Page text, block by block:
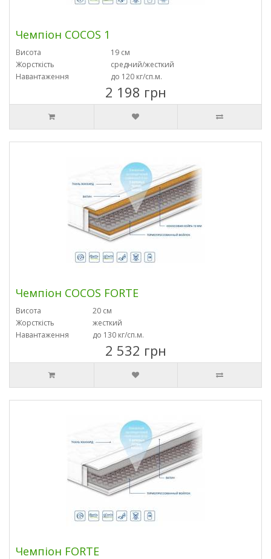
Чемпіон COCOS 1
Висота
19 см
Жорсткість
средний/жесткий
Навантаження
до 120 кг/сп.м.
2 198 грн
Чемпіон COCOS FORTE
Висота
20 см
Жорсткість
жесткий
Навантаження
до 130 кг/сп.м.
2 532 грн
Чемпіон FORTE